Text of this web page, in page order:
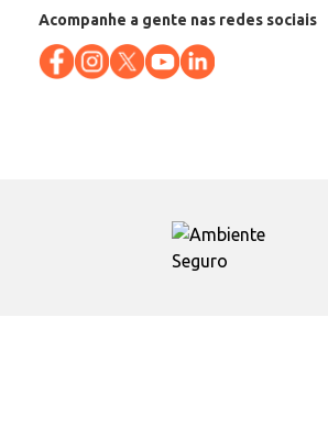
Acompanhe a gente nas redes sociais